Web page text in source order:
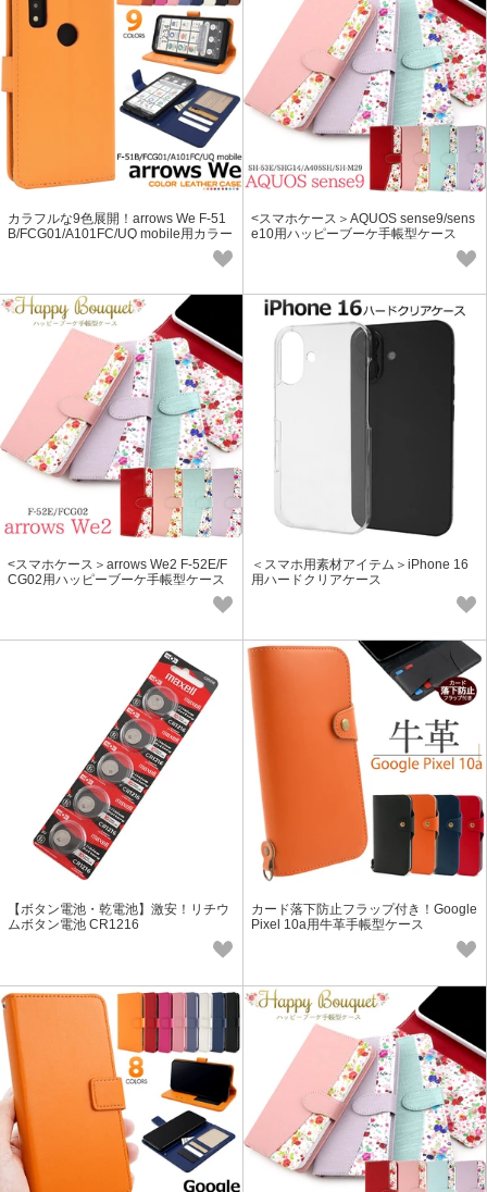
カラフルな9色展開！arrows We F-51
B/FCG01/A101FC/UQ mobile用カラー
<スマホケース＞AQUOS sense9/sens
e10用ハッピーブーケ手帳型ケース
<スマホケース＞arrows We2 F-52E/F
CG02用ハッピーブーケ手帳型ケース
＜スマホ用素材アイテム＞iPhone 16
用ハードクリアケース
【ボタン電池・乾電池】激安！リチウ
ムボタン電池 CR1216
カード落下防止フラップ付き！Google
Pixel 10a用牛革手帳型ケース